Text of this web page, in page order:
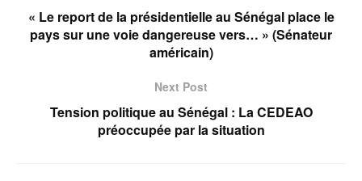
« Le report de la présidentielle au Sénégal place le
pays sur une voie dangereuse vers… » (Sénateur
américain)
Next Post
Tension politique au Sénégal : La CEDEAO
préoccupée par la situation